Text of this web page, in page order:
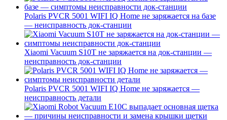
Polaris PVCR 5001 WIFI IQ Home не заряжается на базе
— неисправность док-станции
Xiaomi Vacuum S10T не заряжается на док-станции —
неисправность док-станции
Polaris PVCR 5001 WIFI IQ Home не заряжается —
неисправность детали